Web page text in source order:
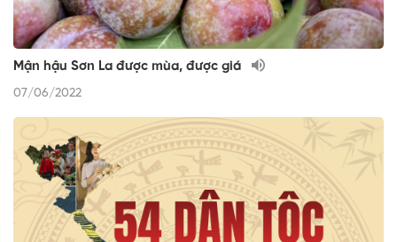
Mận hậu Sơn La được mùa, được giá
07/06/2022